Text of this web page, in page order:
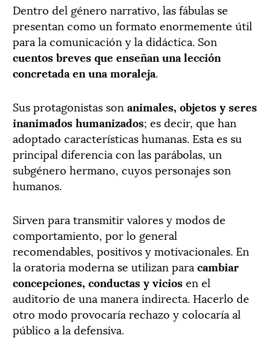
Dentro del género narrativo, las fábulas se
presentan como un formato enormemente útil
para la comunicación y la didáctica. Son
cuentos breves que enseñan una lección
concretada en una moraleja.
Sus protagonistas son animales, objetos y seres
inanimados humanizados; es decir, que han
adoptado características humanas. Esta es su
principal diferencia con las parábolas, un
subgénero hermano, cuyos personajes son
humanos.
Sirven para transmitir valores y modos de
comportamiento, por lo general
recomendables, positivos y motivacionales. En
la oratoria moderna se utilizan para cambiar
concepciones, conductas y viciosen el
auditorio de una manera indirecta. Hacerlo de
otro modo provocaría rechazo y colocaría al
público a la defensiva.